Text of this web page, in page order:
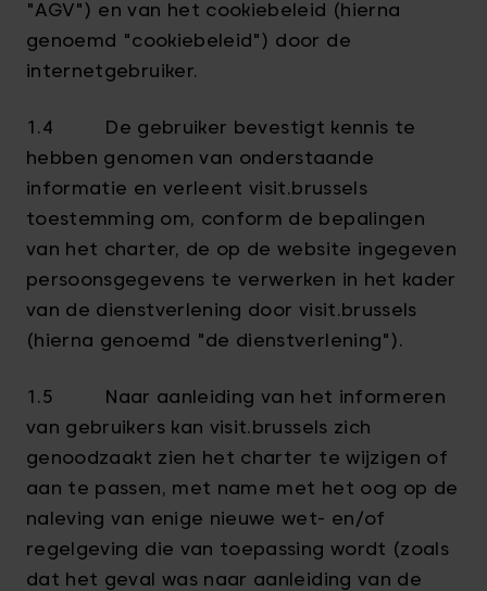
"AGV") en van het cookiebeleid (hierna
genoemd "cookiebeleid") door de
internetgebruiker.
1.4 De gebruiker bevestigt kennis te
hebben genomen van onderstaande
informatie en verleent visit.brussels
toestemming om, conform de bepalingen
van het charter, de op de website ingegeven
persoonsgegevens te verwerken in het kader
van de dienstverlening door visit.brussels
(hierna genoemd "de dienstverlening").
1.5 Naar aanleiding van het informeren
van gebruikers kan visit.brussels zich
genoodzaakt zien het charter te wijzigen of
aan te passen, met name met het oog op de
naleving van enige nieuwe wet- en/of
regelgeving die van toepassing wordt (zoals
dat het geval was naar aanleiding van de